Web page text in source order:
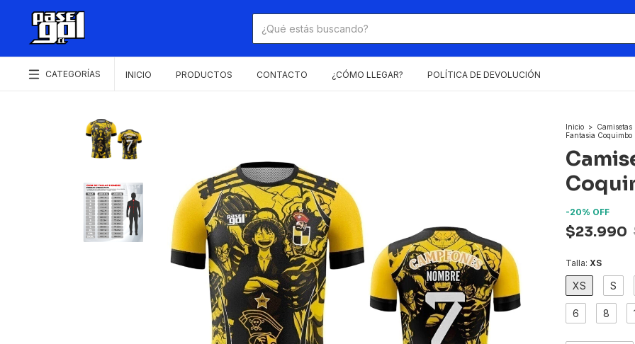
CATEGORÍAS INICIO PRODUCTOS CONTACTO ¿CÓMO LLEGAR? POLÍTICA DE DEVOLUCIÓN
Inicio > Camisetas
Fantasia Coquimbo
-20% OFF
$23.990
Talla: XS
XS S
6 8